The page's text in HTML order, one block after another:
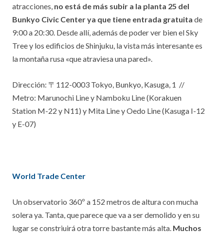
atracciones, no está de más subir a la planta 25 del
Bunkyo Civic Center ya que tiene entrada gratuita de
9:00 a 20:30. Desde allí, además de poder ver bien el Sky
Tree y los edificios de Shinjuku, la vista más interesante es
la montaña rusa «que atraviesa una pared».
Dirección: 〒112-0003 Tokyo, Bunkyo, Kasuga, 1 //
Metro: Marunochi Line y Namboku Line (Korakuen
Station M-22 y N11) y Mita Line y Oedo Line (Kasuga I-12
y E-07)
World Trade Center
Un observatorio 360º a 152 metros de altura con mucha
solera ya. Tanta, que parece que va a ser demolido y en su
lugar se constriuirá otra torre bastante más alta. Muchos